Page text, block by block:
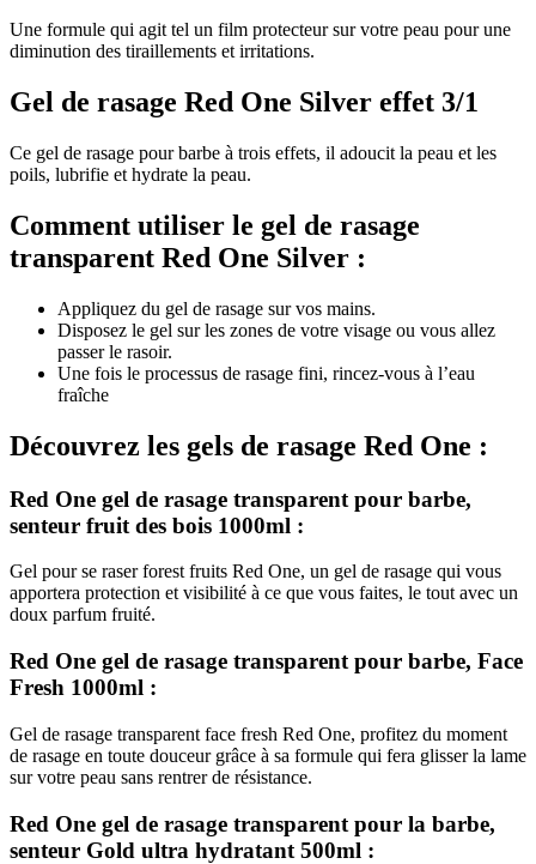
Une formule qui agit tel un film protecteur sur votre peau pour une
diminution des tiraillements et irritations.
Gel de rasage Red One Silver effet 3/1
Ce gel de rasage pour barbe à trois effets, il adoucit la peau et les
poils, lubrifie et hydrate la peau.
Comment utiliser le gel de rasage
transparent Red One Silver :
Appliquez du gel de rasage sur vos mains.
Disposez le gel sur les zones de votre visage ou vous allez
passer le rasoir.
Une fois le processus de rasage fini, rincez-vous à l’eau
fraîche
Découvrez les gels de rasage Red One :
Red One gel de rasage transparent pour barbe,
senteur fruit des bois 1000ml :
Gel pour se raser forest fruits Red One, un gel de rasage qui vous
apportera protection et visibilité à ce que vous faites, le tout avec un
doux parfum fruité.
Red One gel de rasage transparent pour barbe, Face
Fresh 1000ml :
Gel de rasage transparent face fresh Red One, profitez du moment
de rasage en toute douceur grâce à sa formule qui fera glisser la lame
sur votre peau sans rentrer de résistance.
Red One gel de rasage transparent pour la barbe,
senteur Gold ultra hydratant 500ml :